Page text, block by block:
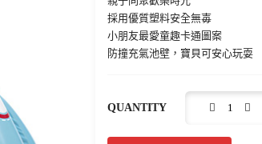
採用優質塑料安全無毐
小朋友最愛童趣卡通圖案
防撞充氣池壁，寶貝可安心玩耍
QUANTITY